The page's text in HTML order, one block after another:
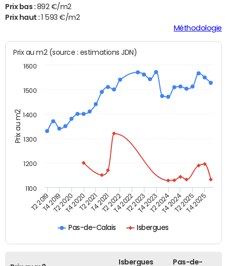
Prix bas : 892 €/m2
Prix haut :
1 593 €/m2
Méthodologie
Prix au m2
Prix au m2 (source : estimations JDN)
Pas-de-Calais Isbergues
T2 2019T4 2019T2 2020T4 2020T2 2021T4 2021T2 2022T4 2022T2 2023T4 2023T2 2024T4 2024T2 2025T4 2025
1100
1200
1300
1400
1500
1600
Isbergues Pas-de-